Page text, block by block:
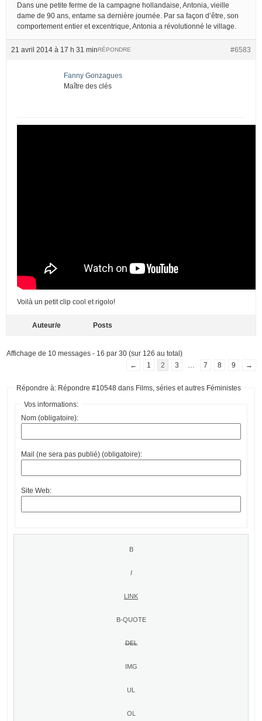
Dans une petite ferme de la campagne hollandaise, Antonia, vieille
dame de 90 ans, entame sa dernière journée. Par sa façon d’être, son
comportement entier et excentrique, Antonia a révolutionné le village.
21 avril 2014 à 17 h 31 min #6583
RÉPONDRE
Fanny Gonzagues
Maître des clés
Voilà un petit clip cool et rigolo!
Auteur/e Posts
Affichage de 10 messages - 16 par 30 (sur 126 au total)
←
1 2 3 7 8 9 →
Répondre à: Répondre #10548 dans Films, séries et autres Féministes
Vos informations:
Nom (obligatoire):
Mail (ne sera pas publié) (obligatoire):
Site Web: